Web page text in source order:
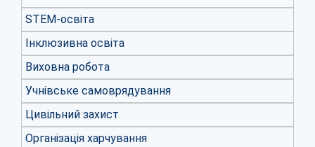
STEM-освіта
Інклюзивна освіта
Виховна робота
Учнівське самоврядування
Цивільний захист
Організація харчування